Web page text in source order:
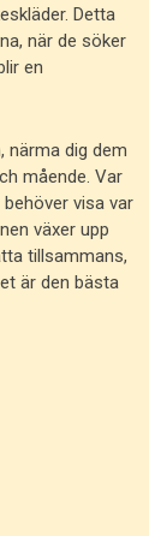
Detta
när de söker
en
närma dig dem
mående. Var
visa var
växer upp
tillsammans,
är den bästa